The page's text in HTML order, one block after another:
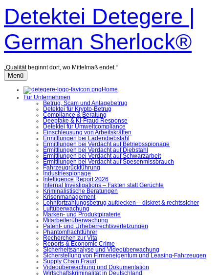
Inhalt
überspringen
Detektei Detegere |
German Sherlock®
„Qualität beginnt dort, wo Mittelmaß endet.“
Menü
Home
Für Unternehmen
Betrug, Scam und Anlagebetrug
Detektei für Krypto-Betrug
Compliance & Beratung
Deepfake & KI-Fraud Response
Detektei für Umweltcompliance
Einschleusung von Arbeitskräften
Ermittlungen bei Ladendiebstahl
Ermittlungen bei Verdacht auf Betriebsspionage
Ermittlungen bei Verdacht auf Diebstahl
Ermittlungen bei Verdacht auf Schwarzarbeit
Ermittlungen bei Verdacht auf Spesenmissbrauch
Fahrzeugrückführung
Industriespionage
Intelligence Report 2026
Internal Investigations – Fakten statt Gerüchte
Kriminalistische Beratungen
Krisenmanagement
Lohnfortzahlungsbetrug aufdecken – diskret & rechtssicher
Luftüberwachung
Marken- und Produktpiraterie
Mitarbeiterüberwachung
Patent- und Urheberrechtsverletzungen
Phantomfrachtführer
Recherchen zur Vita
Reports & Economic Crime
Sicherheitsanalyse und Videoüberwachung
Sicherstellung von Firmeneigentum und Leasing-Fahrzeugen
Supply Chain Fraud
Videoüberwachung und Dokumentation
Wirtschaftskriminalität in Deutschland